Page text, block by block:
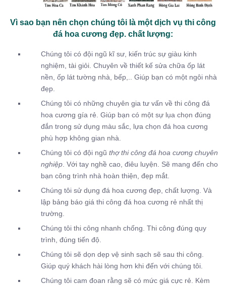
Vì sao bạn nên chọn chúng tôi là một dịch vụ thi công
đá hoa cương đẹp. chất lượng:
Chúng tôi có đội ngũ kĩ sư, kiến trúc sự giàu kinh
nghiệm, tài giỏi. Chuyên về thiết kế sửa chữa ốp lát
nền, ốp lát tường nhà, bếp,.. Giúp bạn có một ngôi nhà
đẹp.
Chúng tôi có những chuyên gia tư vấn về thi công đá
hoa cương gía rẻ. Giúp bạn có một sự lụa chọn đúng
đắn trong sử dụng màu sắc, lựa chọn đá hoa cương
phù hợp không gian nhà.
Chúng tôi có đội ngũ thợ thi công đá hoa cương chuyên
nghiệp . Với tay nghề cao, điêu luyện. Sẽ mang đến cho
bạn công trình nhà hoàn thiện, đẹp mắt.
Chúng tôi sử dụng đá hoa cương đẹp, chất lượng. Và
lập bảng báo giá thi công đá hoa cương rẻ nhất thị
trường.
Chúng tôi thi công nhanh chống. Thi công đúng quy
trình, đúng tiến độ.
Chúng tôi sẽ dọn dẹp vệ sinh sạch sẽ sau thi công.
Giúp quý khách hài lòng hơn khi đến với chúng tôi.
Chúng tôi cam đoan rằng sẽ có mức giá cực rẻ. Kèm